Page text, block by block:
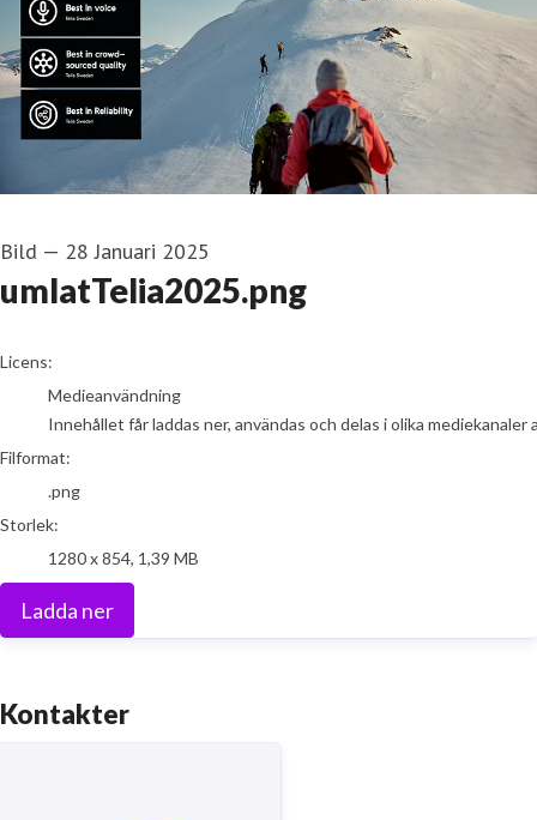
Bild — 28 Januari 2025
umlatTelia2025.png
go to media item
Licens:
Medieanvändning
Innehållet får laddas ner, användas och delas i olika
Filformat:
.png
Storlek:
1280 x 854, 1,39 MB
Ladda ner
Kontakter